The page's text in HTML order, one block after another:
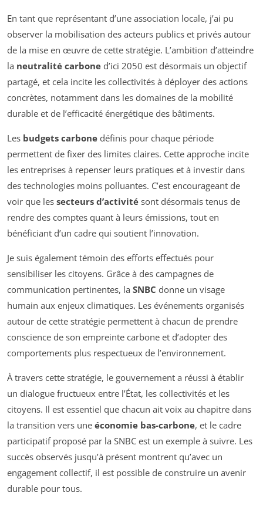
En tant que représentant d’une association locale, j’ai pu
observer la mobilisation des acteurs publics et privés autour
de la mise en œuvre de cette stratégie. L’ambition d’atteindre
la neutralité carbone d’ici 2050 est désormais un objectif
partagé, et cela incite les collectivités à déployer des actions
concrètes, notamment dans les domaines de la mobilité
durable et de l’efficacité énergétique des bâtiments.
Les budgets carbone définis pour chaque période
permettent de fixer des limites claires. Cette approche incite
les entreprises à repenser leurs pratiques et à investir dans
des technologies moins polluantes. C’est encourageant de
voir que les secteurs d’activité sont désormais tenus de
rendre des comptes quant à leurs émissions, tout en
bénéficiant d’un cadre qui soutient l’innovation.
Je suis également témoin des efforts effectués pour
sensibiliser les citoyens. Grâce à des campagnes de
communication pertinentes, la SNBC donne un visage
humain aux enjeux climatiques. Les événements organisés
autour de cette stratégie permettent à chacun de prendre
conscience de son empreinte carbone et d’adopter des
comportements plus respectueux de l’environnement.
À travers cette stratégie, le gouvernement a réussi à établir
un dialogue fructueux entre l’État, les collectivités et les
citoyens. Il est essentiel que chacun ait voix au chapitre dans
la transition vers une économie bas-carbone, et le cadre
participatif proposé par la SNBC est un exemple à suivre. Les
succès observés jusqu’à présent montrent qu’avec un
engagement collectif, il est possible de construire un avenir
durable pour tous.